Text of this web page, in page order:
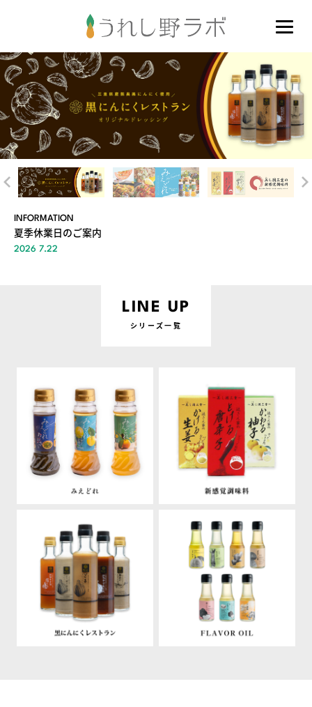
INFORMATION
夏季休業日のご案内
2026 7.22
LINE UP
シリーズ一覧